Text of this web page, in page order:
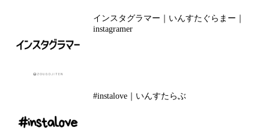
インスタグラマー｜いんすたぐらまー｜
instagramer
#instalove｜いんすたらぶ